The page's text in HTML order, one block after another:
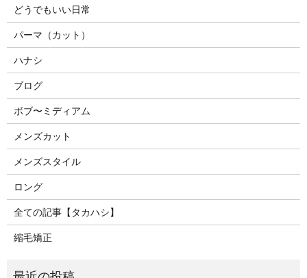
どうでもいい日常
パーマ（カット）
ハナシ
ブログ
ボブ〜ミディアム
メンズカット
メンズスタイル
ロング
全ての記事【タカハシ】
縮毛矯正